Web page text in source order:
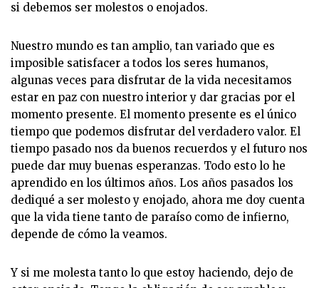
si debemos ser molestos o enojados.
Nuestro mundo es tan amplio, tan variado que es
imposible satisfacer a todos los seres humanos,
algunas veces para disfrutar de la vida necesitamos
estar en paz con nuestro interior y dar gracias por el
momento presente. El momento presente es el único
tiempo que podemos disfrutar del verdadero valor. El
tiempo pasado nos da buenos recuerdos y el futuro nos
puede dar muy buenas esperanzas. Todo esto lo he
aprendido en los últimos años. Los años pasados los
dediqué a ser molesto y enojado, ahora me doy cuenta
que la vida tiene tanto de paraíso como de infierno,
depende de cómo la veamos.
Y si me molesta tanto lo que estoy haciendo, dejo de